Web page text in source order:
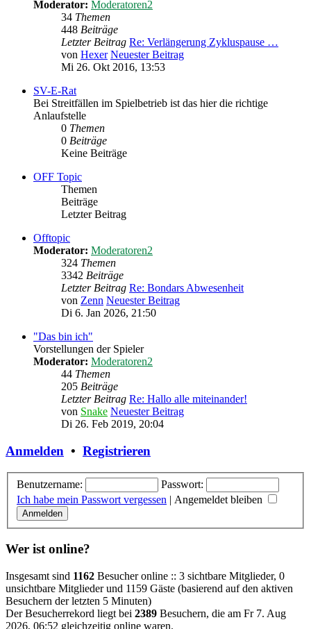
Moderator: Moderatoren2
34 Themen
448 Beiträge
Letzter Beitrag Re: Verlängerung Zykluspause …
von Hexer Neuester Beitrag
Mi 26. Okt 2016, 13:53
SV-E-Rat
Bei Streitfällen im Spielbetrieb ist das hier die richtige
Anlaufstelle
0 Themen
0 Beiträge
Keine Beiträge
OFF Topic
Themen
Beiträge
Letzter Beitrag
Offtopic
Moderator: Moderatoren2
324 Themen
3342 Beiträge
Letzter Beitrag Re: Bondars Abwesenheit
von Zenn Neuester Beitrag
Di 6. Jan 2026, 21:50
"Das bin ich"
Vorstellungen der Spieler
Moderator: Moderatoren2
44 Themen
205 Beiträge
Letzter Beitrag Re: Hallo alle miteinander!
von Snake Neuester Beitrag
Di 26. Feb 2019, 20:04
Anmelden • Registrieren
Benutzername:
Passwort:
Ich habe mein Passwort vergessen | Angemeldet bleiben
Wer ist online?
Insgesamt sind 1162 Besucher online :: 3 sichtbare Mitglieder, 0
unsichtbare Mitglieder und 1159 Gäste (basierend auf den aktiven
Besuchern der letzten 5 Minuten)
Der Besucherrekord liegt bei 2389 Besuchern, die am Fr 7. Aug
2026, 06:52 gleichzeitig online waren.